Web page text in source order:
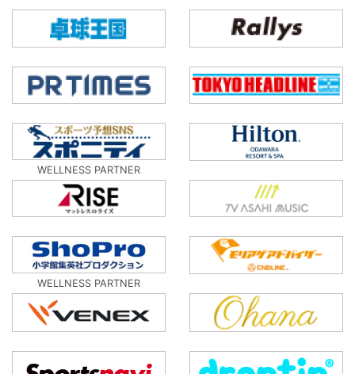
WELLNESS PARTNER
WELLNESS PARTNER